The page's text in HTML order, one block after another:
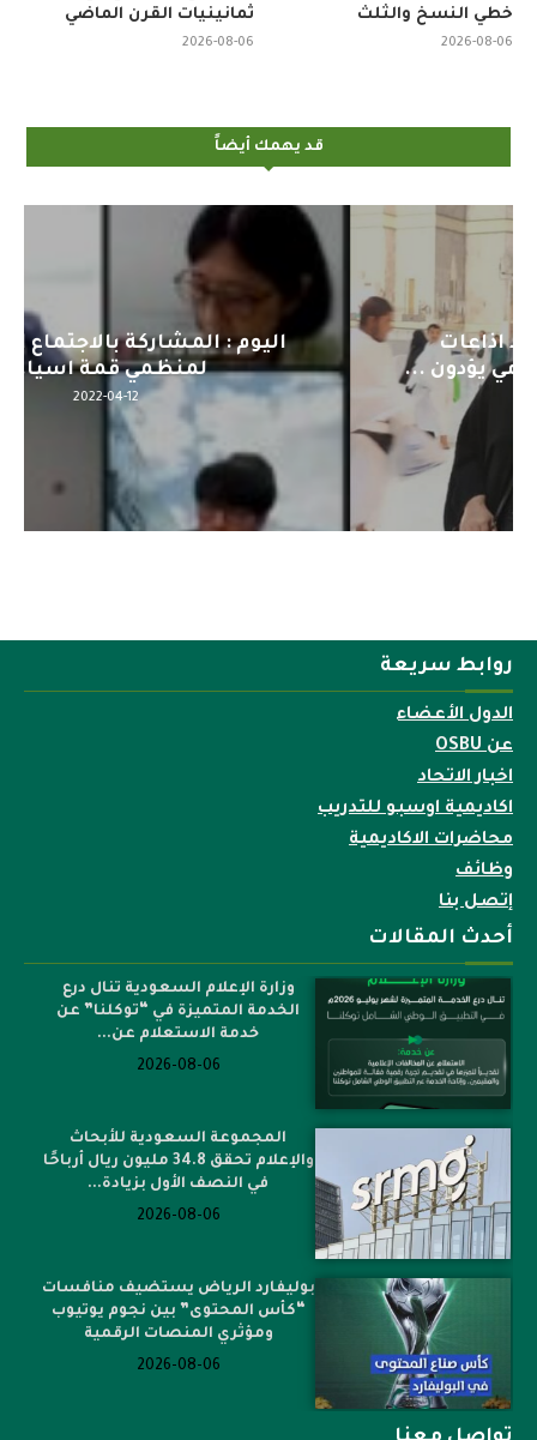
ثمانينيات القرن الماضي
2026-08-06
خطي النسخ والثلث
2026-08-06
قد يهمك أيضاً
اليوم : المشاركة بالاجتماع التحضيري
لمنظمي قمة اسيا...
2022-04-12
روابط سريعة
الدول الأعضاء
عن OSBU
اخبار الاتحاد
اكاديمية اوسبو للتدريب
محاضرات الاكاديمية
وظائف
إتصل بنا
أحدث المقالات
وزارة الإعلام السعودية تنال درع
الخدمة المتميزة في “توكلنا” عن
خدمة الاستعلام عن...
2026-08-06
المجموعة السعودية للأبحاث
والإعلام تحقق 34.8 مليون ريال أرباحًا
في النصف الأول بزيادة...
2026-08-06
بوليفارد الرياض يستضيف منافسات
“كأس المحتوى” بين نجوم يوتيوب
ومؤثري المنصات الرقمية
2026-08-06